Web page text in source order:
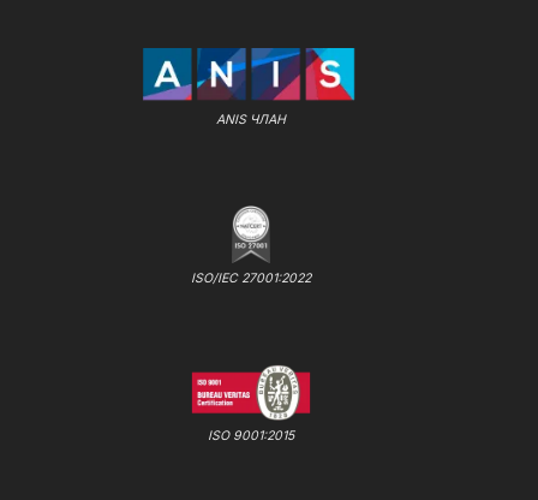
ANIS ЧЛАН
ISO/IEC 27001:2022
ISO 9001:2015